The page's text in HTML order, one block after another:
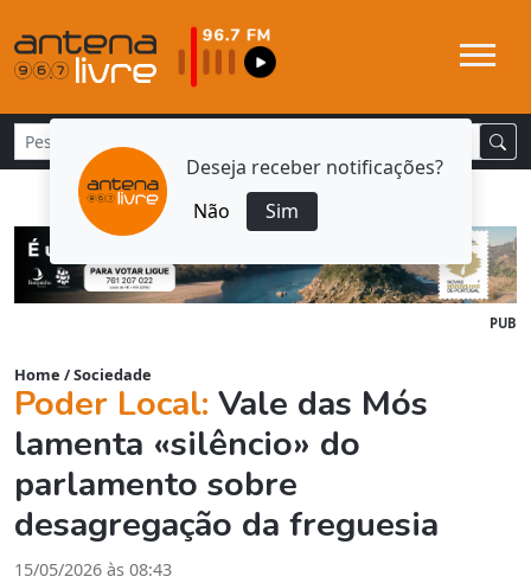
Deseja receber notificações?
Não
Sim
PUB
Home /Sociedade
Poder Local: Vale das Mós
lamenta «silêncio» do
parlamento sobre
desagregação da freguesia
15/05/2026 às 08:43